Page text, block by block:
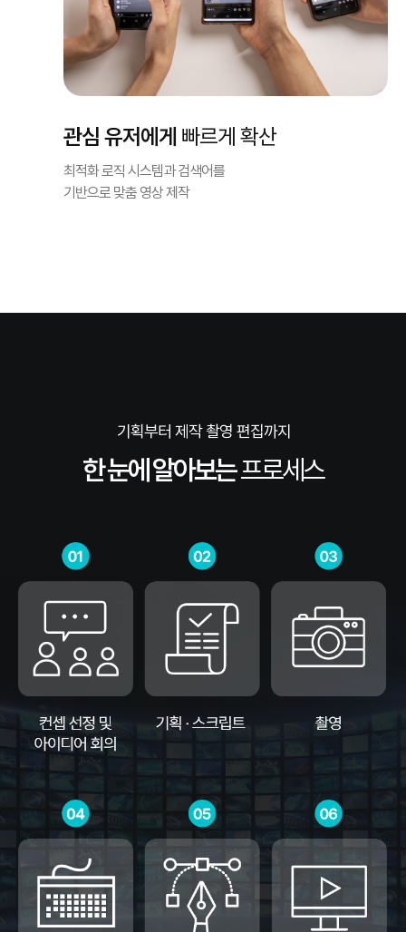
관심 유저에게 빠르게 확산
최적화 로직 시스템과 검색어를
기반으로 맞춤 영상 제작
기획부터 제작 촬영 편집까지
한 눈에 알아보는프로세스